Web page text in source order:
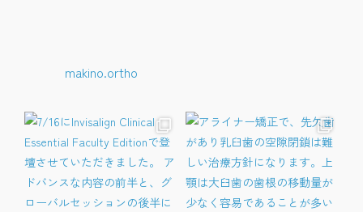
makino.ortho